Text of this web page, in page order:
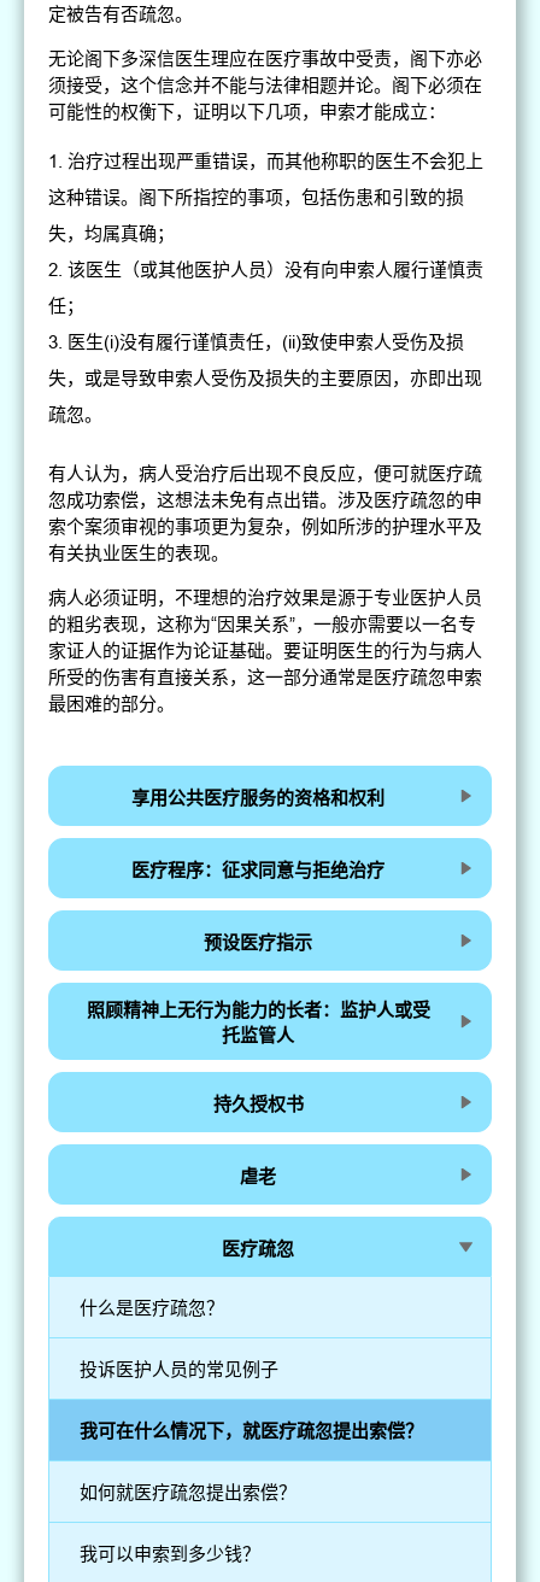
定被告有否疏忽。
无论阁下多深信医生理应在医疗事故中受责，阁下亦必
须接受，这个信念并不能与法律相题并论。阁下必须在
可能性的权衡下，证明以下几项，申索才能成立：
治疗过程出现严重错误，而其他称职的医生不会犯上
这种错误。阁下所指控的事项，包括伤患和引致的损
失，均属真确；
该医生（或其他医护人员）没有向申索人履行谨慎责
任；
医生(i)没有履行谨慎责任，(ii)致使申索人受伤及损
失，或是导致申索人受伤及损失的主要原因，亦即出现
疏忽。
有人认为，病人受治疗后出现不良反应，便可就医疗疏
忽成功索偿，这想法未免有点出错。涉及医疗疏忽的申
索个案须审视的事项更为复杂，例如所涉的护理水平及
有关执业医生的表现。
病人必须证明，不理想的治疗效果是源于专业医护人员
的粗劣表现，这称为“因果关系”，一般亦需要以一名专
家证人的证据作为论证基础。要证明医生的行为与病人
所受的伤害有直接关系，这一部分通常是医疗疏忽申索
最困难的部分。
享用公共医疗服务的资格和权利
医疗程序：征求同意与拒绝治疗
预设医疗指示
照顾精神上无行为能力的长者：监护人或受
托监管人
持久授权书
虐老
医疗疏忽
我可以申索到多少钱？
如何就医疗疏忽提出索偿？
我可在什么情况下，就医疗疏忽提出索偿？
投诉医护人员的常见例子
什么是医疗疏忽？